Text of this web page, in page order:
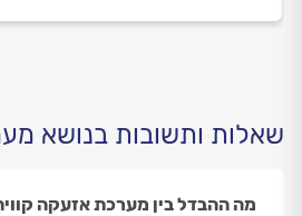
שאלות ותשובות בנושא
מה ההבדל בין מערכת אזעקה